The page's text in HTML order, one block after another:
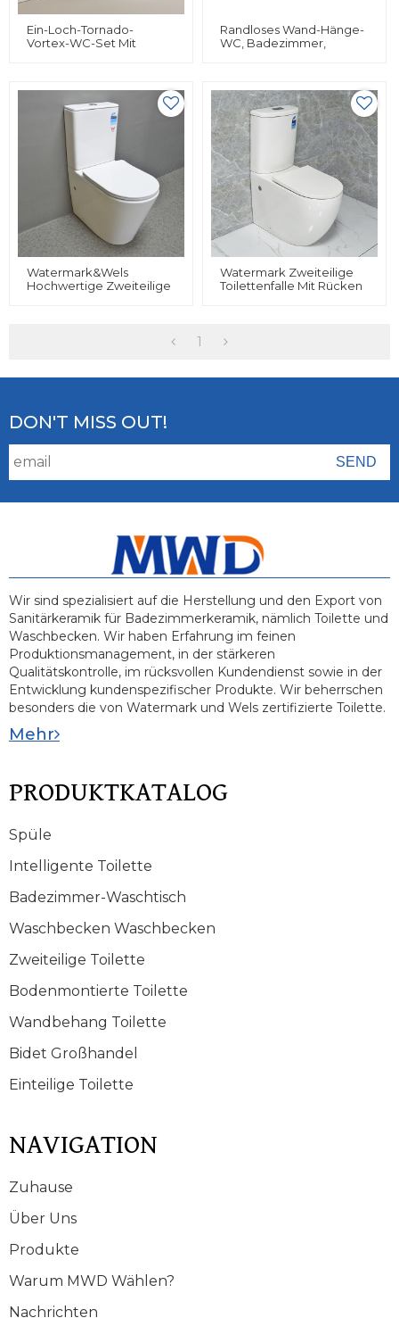
Ein-Loch-Tornado-
Vortex-WC-Set Mit
Randloses Wand-Hänge-
WC, Badezimmer,
Watermark&Wels
Hochwertige Zweiteilige
Watermark Zweiteilige
Toilettenfalle Mit Rücken
1
DON'T MISS OUT!
Wir sind spezialisiert auf die Herstellung und den Export von
Sanitärkeramik für Badezimmerkeramik, nämlich Toilette und
Waschbecken. Wir haben Erfahrung im feinen
Produktionsmanagement, in der stärkeren
Qualitätskontrolle, im rücksvollen Kundendienst sowie in der
Entwicklung kundenspezifischer Produkte. Wir beherrschen
besonders die von Watermark und Wels zertifizierte Toilette.
Mehr
PRODUKTKATALOG
Spüle
Intelligente Toilette
Badezimmer-Waschtisch
Waschbecken Waschbecken
Zweiteilige Toilette
Bodenmontierte Toilette
Wandbehang Toilette
Bidet Großhandel
Einteilige Toilette
NAVIGATION
Zuhause
Über Uns
Produkte
Warum MWD Wählen?
Nachrichten